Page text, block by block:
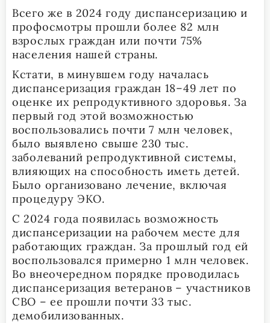
Всего же в 2024 году диспансеризацию и
профосмотры прошли более 82 млн
взрослых граждан или почти 75%
населения нашей страны.
Кстати, в минувшем году началась
диспансеризация граждан 18–49 лет по
оценке их репродуктивного здоровья. За
первый год этой возможностью
воспользовались почти 7 млн человек,
было выявлено свыше 230 тыс.
заболеваний репродуктивной системы,
влияющих на способность иметь детей.
Было организовано лечение, включая
процедуру ЭКО.
С 2024 года появилась возможность
диспансеризации на рабочем месте для
работающих граждан. За прошлый год ей
воспользовался примерно 1 млн человек.
Во внеочередном порядке проводилась
диспансеризация ветеранов – участников
СВО – ее прошли почти 33 тыс.
демобилизованных.